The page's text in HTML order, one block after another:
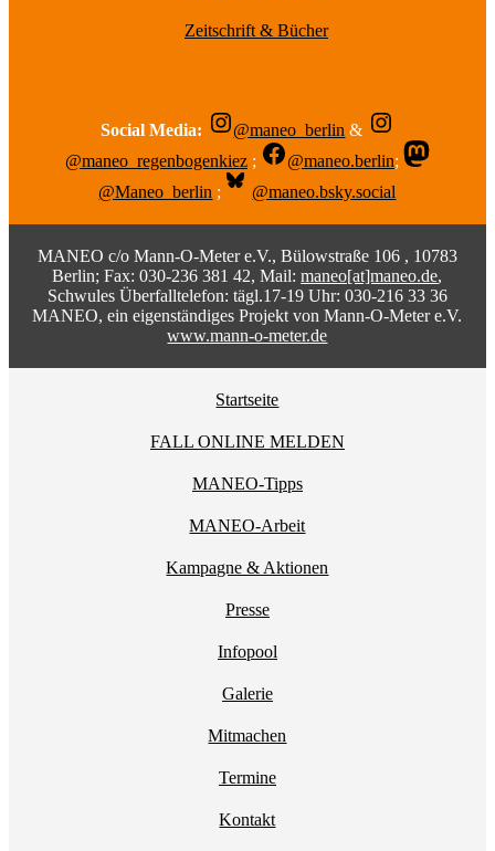
Zeitschrift & Bücher
Social Media: @maneo_berlin &
@maneo_regenbogenkiez ; @maneo.berlin;
@Maneo_berlin ; @maneo.bsky.social
MANEO c/o Mann-O-Meter e.V., Bülowstraße 106 , 10783
Berlin; Fax: 030-236 381 42, Mail:maneo[at]maneo.de,
Schwules Überfalltelefon: tägl.17-19 Uhr: 030-216 33 36
MANEO, ein eigenständiges Projekt von Mann-O-Meter e.V.
www.mann-o-meter.de
Startseite
FALL ONLINE MELDEN
MANEO-Tipps
MANEO-Arbeit
Kampagne & Aktionen
Presse
Infopool
Galerie
Mitmachen
Termine
Kontakt